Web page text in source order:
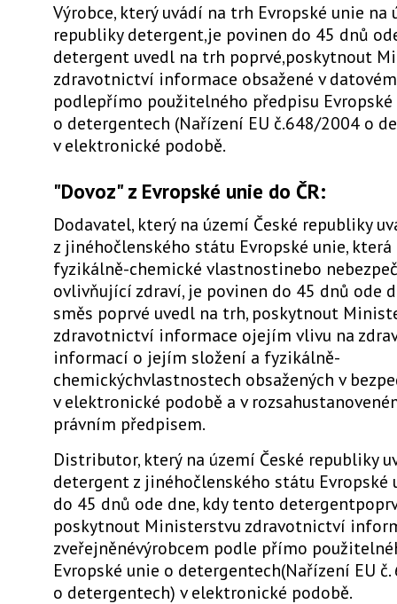
Výrobce, který uvádí na trh Evropské unie na
republiky detergent,je povinen do 45 dnů
detergent uvedl na trh poprvé,poskytnout
zdravotnictví informace obsažené v
podlepřímo použitelného předpisu Evropské
o detergentech (Nařízení EU č.648/2004 o
v elektronické podobě.
"Dovoz" z Evropské unie do ČR:
Dodavatel, který na území České republiky
z jinéhočlenského státu Evropské unie, která
fyzikálně-chemické vlastnostinebo
ovlivňující zdraví, je povinen do 45 dnů ode
směs poprvé uvedl na trh, poskytnout
zdravotnictví informace ojejím vlivu na
informací o jejím složení a fyzikálně-
chemickýchvlastnostech obsažených v
v elektronické podobě a v
právním předpisem.
Distributor, který na území České republiky
detergent z jinéhočlenského státu Evropské
do 45 dnů ode dne, kdy tento
poskytnout Ministerstvu zdravotnictví
zveřejněnévýrobcem podle přímo
Evropské unie o detergentech(Nařízení EU
o detergentech) v elektronické podobě.